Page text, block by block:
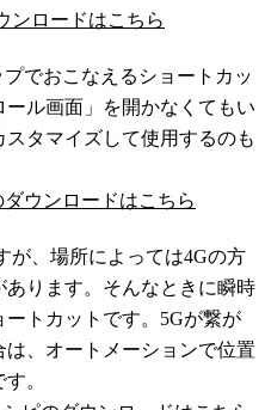
ンロードはこちら
でおこなえるショートカッ
ール画面」を開かなくてもい
タマイズして使用するのも
ダウンロードはこちら
が、場所によっては4Gの方
ります。そんなときに瞬時
トカットです。5Gが繋が
、オートメーションで位置
。